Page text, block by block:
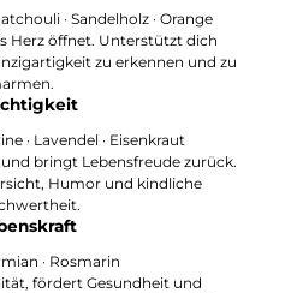
· Sandelholz · Orange
Herz öffnet. Unterstützt dich
zu erkennen und zu
· Lavendel · Eisenkraut
bringt Lebensfreude zurück.
Humor und kindliche
· Rosmarin
fördert Gesundheit und